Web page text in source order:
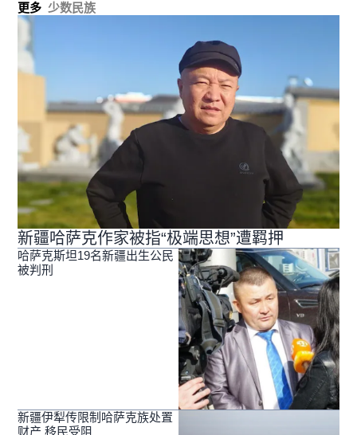
更多 少数民族
新疆哈萨克作家被指“极端思想”遭羁押
哈萨克斯坦19名新疆出生公民
被判刑
新疆伊犁传限制哈萨克族处置
财产 移民受阻